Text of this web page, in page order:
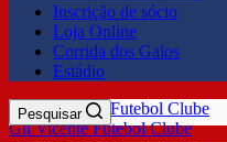
Inscrição de sócio
Loja Online
Corrida dos Galos
Estádio
Gil Vicente Futebol Clube
Pesquisar